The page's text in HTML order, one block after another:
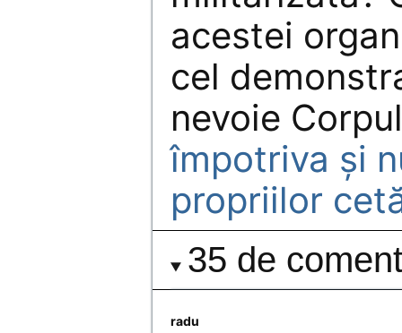
acestei
cel
nevoie
împotriva şi
propriilor
35 de
radu